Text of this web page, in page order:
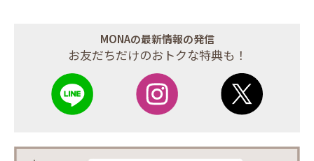
MONAの最新情報の発信
お友だちだけのおトクな特典も！